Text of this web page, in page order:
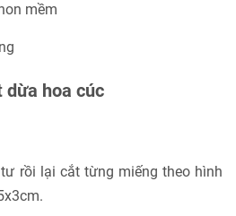
mềm
dừa hoa cúc
rồi lại cắt từng miếng theo hình